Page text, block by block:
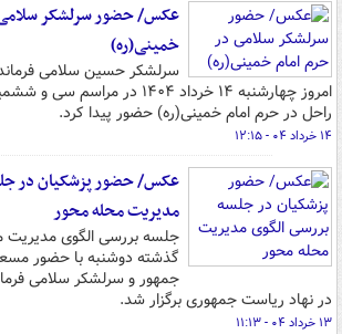
عکس/ حضور سرلشکر
خمینی(ره)
سرلشکر حسین سلامی
امروز چهارشنبه ۱۴ خرداد ۱۴۰۴ در
راحل در حرم امام خمینی(ره) حضور پیدا کرد.
۱۴ خرداد ۰۴ - ۱۲:۱۵
عکس/ حضور پزشکیان در
مدیریت محله محور
جلسه بررسی الگوی مدیریت
گذشته دوشنبه با حضور
جمهور و سرلشکر سلامی
در نهاد ریاست جمهوری برگزار شد.
۱۳ خرداد ۰۴ - ۱۱:۱۳